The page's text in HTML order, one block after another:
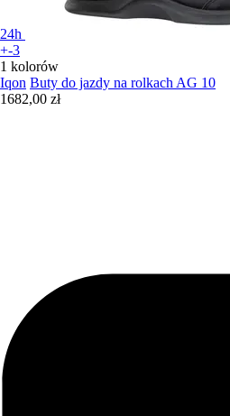
24h
+-3
1 kolorów
Iqon Buty do jazdy na rolkach AG 10
1682,00 zł